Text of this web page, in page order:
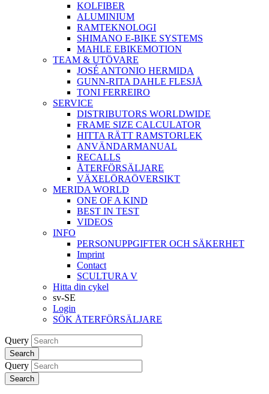
KOLFIBER
ALUMINIUM
RAMTEKNOLOGI
SHIMANO E-BIKE SYSTEMS
MAHLE EBIKEMOTION
TEAM & UTÖVARE
JOSÉ ANTONIO HERMIDA
GUNN-RITA DAHLE FLESJÅ
TONI FERREIRO
SERVICE
DISTRIBUTORS WORLDWIDE
FRAME SIZE CALCULATOR
HITTA RÄTT RAMSTORLEK
ANVÄNDARMANUAL
RECALLS
ÅTERFÖRSÄLJARE
VÄXELÖRAÖVERSIKT
MERIDA WORLD
ONE OF A KIND
BEST IN TEST
VIDEOS
INFO
PERSONUPPGIFTER OCH SÄKERHET
Imprint
Contact
SCULTURA V
Hitta din cykel
sv-SE
Login
SÖK ÅTERFÖRSÄLJARE
Query
Search
Query
Search